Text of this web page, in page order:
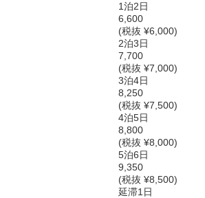
1泊2日
6,600
(税抜 ¥6,000)
2泊3日
7,700
(税抜 ¥7,000)
3泊4日
8,250
(税抜 ¥7,500)
4泊5日
8,800
(税抜 ¥8,000)
5泊6日
9,350
(税抜 ¥8,500)
延滞1日